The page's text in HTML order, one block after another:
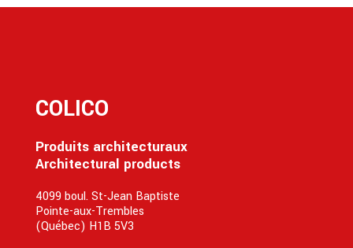
COLICO
Produits architecturaux
Architectural products
4099 boul. St-Jean Baptiste
Pointe-aux-Trembles
(Québec) H1B 5V3